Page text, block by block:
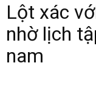
Lột xác
nhờ lịch
nam